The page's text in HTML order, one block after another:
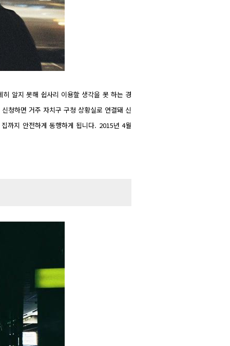
알지 못해 쉽사리 이용할 생각을 못 하는 경
청하면 거주 자치구 구청 상황실로 연결돼 신
까지 안전하게 동행하게 됩니다. 2015년 4월